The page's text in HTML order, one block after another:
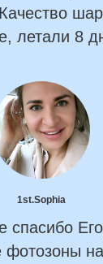
летали 8
1st.Sophia
спасибо